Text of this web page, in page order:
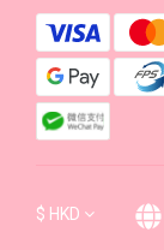
$ HKD